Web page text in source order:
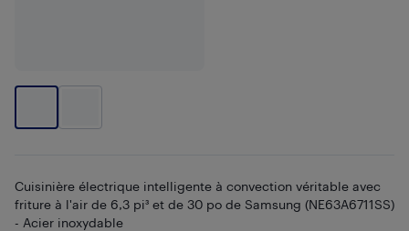
Cuisinière électrique intelligente à convection véritable avec
friture à l'air de 6,3 pi³ et de 30 po de Samsung (NE63A6711SS)
- Acier inoxydable